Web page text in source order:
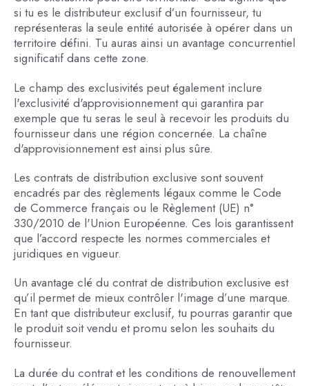
si tu es le distributeur exclusif d’un fournisseur, tu
représenteras la seule entité autorisée à opérer dans un
territoire défini. Tu auras ainsi un avantage concurrentiel
significatif dans cette zone.
Le champ des exclusivités peut également inclure
l'exclusivité d'approvisionnement qui garantira par
exemple que tu seras le seul à recevoir les produits du
fournisseur dans une région concernée. La chaîne
d'approvisionnement est ainsi plus sûre.
Les contrats de distribution exclusive sont souvent
encadrés par des règlements légaux comme le Code
de Commerce français ou le Règlement (UE) n°
330/2010 de l'Union Européenne. Ces lois garantissent
que l’accord respecte les normes commerciales et
juridiques en vigueur.
Un avantage clé du contrat de distribution exclusive est
qu’il permet de mieux contrôler l'image d’une marque.
En tant que distributeur exclusif, tu pourras garantir que
le produit soit vendu et promu selon les souhaits du
fournisseur.
La durée du contrat et les conditions de renouvellement